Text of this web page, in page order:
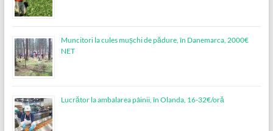
Muncitori la cules mușchi de pădure, în Danemarca, 2000€
NET
Lucrător la ambalarea pâinii, în Olanda, 16-32€/oră